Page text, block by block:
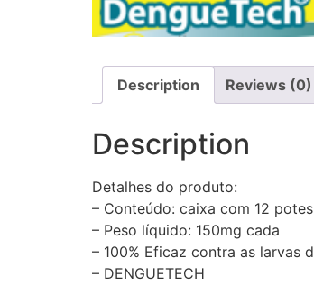
Description Reviews (0)
Description
Detalhes do produto:
– Conteúdo: caixa com 12
– Peso líquido: 150mg cada
– 100% Eficaz contra as larvas
– DENGUETECH